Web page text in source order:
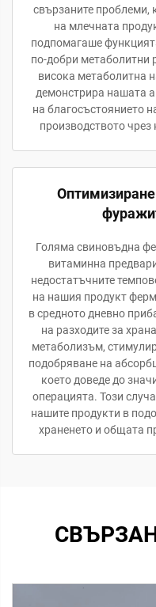
свързаните проблеми,
на млечната
подпомагаше
по-добри метаболитни
висока метаболитна
демонстрира нашата
на благосъстоянието
производството
Голяма свиновъдна
витаминна
недостатъчните
на нашия продукт
в средното дневно
на разходите за
метаболизъм,
подобряване на
което доведе до
операцията. Този
нашите продукти в
храненето и общата